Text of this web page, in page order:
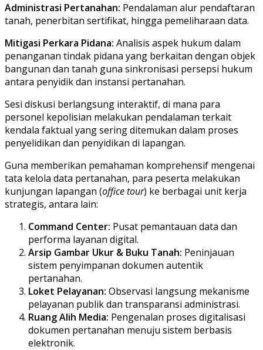
Administrasi Pertanahan: Pendalaman alur pendaftaran
tanah, penerbitan sertifikat, hingga pemeliharaan data.
Mitigasi Perkara Pidana: Analisis aspek hukum dalam
penanganan tindak pidana yang berkaitan dengan objek
bangunan dan tanah guna sinkronisasi persepsi hukum
antara penyidik dan instansi pertanahan.
​Sesi diskusi berlangsung interaktif, di mana para
personel kepolisian melakukan pendalaman terkait
kendala faktual yang sering ditemukan dalam proses
penyelidikan dan penyidikan di lapangan.
​Guna memberikan pemahaman komprehensif mengenai
tata kelola data pertanahan, para peserta melakukan
kunjungan lapangan (office tour) ke berbagai unit kerja
strategis, antara lain:
Command Center: Pusat pemantauan data dan
performa layanan digital.
Arsip Gambar Ukur & Buku Tanah: Peninjauan
sistem penyimpanan dokumen autentik
pertanahan.
Loket Pelayanan: Observasi langsung mekanisme
pelayanan publik dan transparansi administrasi.
Ruang Alih Media: Pengenalan proses digitalisasi
dokumen pertanahan menuju sistem berbasis
elektronik.